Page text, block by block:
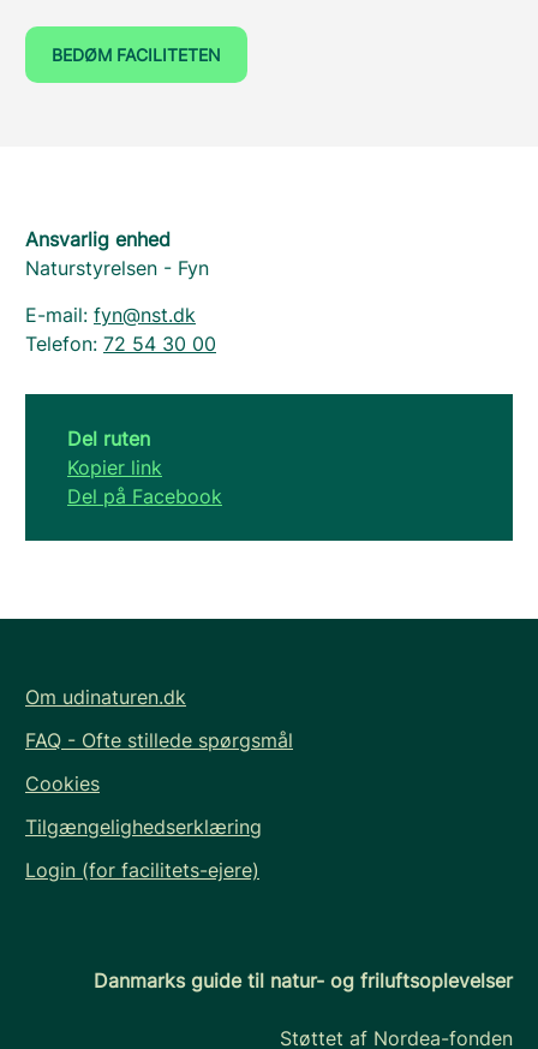
BEDØM FACILITETEN
Ansvarlig enhed
Naturstyrelsen - Fyn
E-mail: fyn@nst.dk
Telefon: 72 54 30 00
Del ruten
Kopier link
Del på Facebook
Om udinaturen.dk
FAQ - Ofte stillede spørgsmål
Cookies
Tilgængelighedserklæring
Login (for facilitets-ejere)
Danmarks guide til natur- og friluftsoplevelser
Støttet af Nordea-fonden